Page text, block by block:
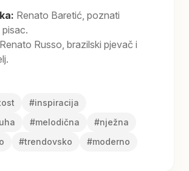
Renato Baretić, poznati
Renato Russo, brazilski pjevač i
#inspiracija
#melodična #nježna
#trendovsko #moderno